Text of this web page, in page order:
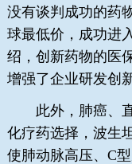
没有谈判成功的药
球最低价，成功进
绍，创新药物的医
增强了企业研发创
此外，肺癌、直
化疗药选择，波生
使肺动脉高压、C